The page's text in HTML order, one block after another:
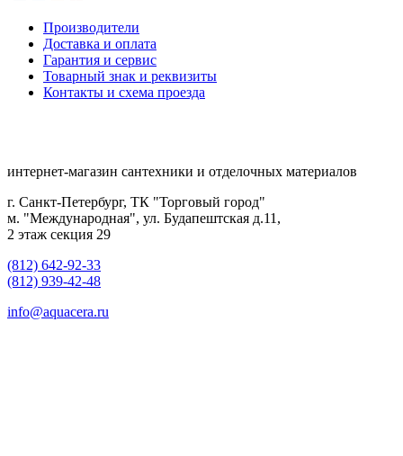
Производители
Доставка и оплата
Гарантия и сервис
Товарный знак и реквизиты
Контакты и схема проезда
интернет-магазин сантехники и отделочных материалов
г. Санкт-Петербург, ТК "Торговый город"
м. "Международная", ул. Будапештская д.11,
2 этаж секция 29
(812) 642-92-33
(812) 939-42-48
info@aquacera.ru